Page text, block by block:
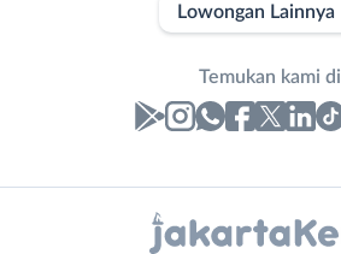
Lowongan Lainnya
Temukan kami di